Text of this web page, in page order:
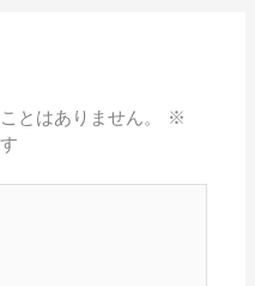
とはありません。
※